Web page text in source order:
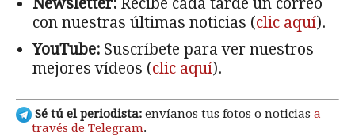
Newsletter: Recibe cada tarde un correo
con nuestras últimas noticias (clic aquí).
YouTube: Suscríbete para ver nuestros
mejores vídeos (clic aquí).
Sé tú el periodista: envíanos tus fotos o noticias a
través de Telegram.